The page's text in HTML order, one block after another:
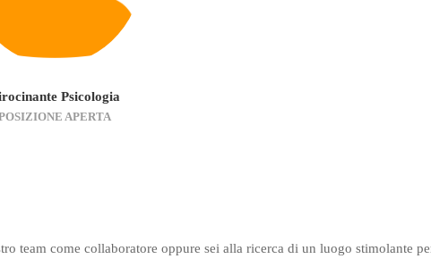
Psicologia
APERTA
team come collaboratore oppure sei alla ricerca di un luogo stimolante